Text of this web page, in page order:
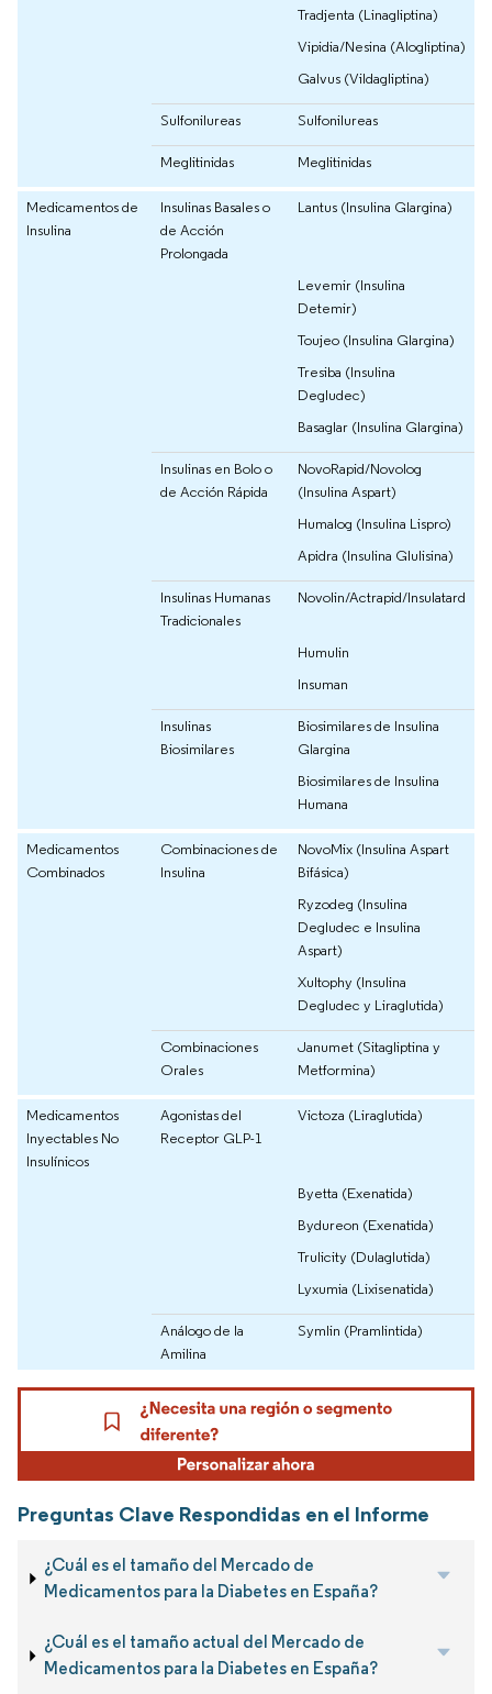
Tradjenta (Linagliptina)
Vipidia/Nesina (Alogliptina)
Galvus (Vildagliptina)
Sulfonilureas Sulfonilureas
Meglitinidas Meglitinidas
Medicamentos de
Insulina
Insulinas Basales o
de Acción
Prolongada
Lantus (Insulina Glargina)
Levemir (Insulina
Detemir)
Toujeo (Insulina Glargina)
Tresiba (Insulina
Degludec)
Basaglar (Insulina Glargina)
Insulinas en Bolo o
de Acción Rápida
NovoRapid/Novolog
(Insulina Aspart)
Humalog (Insulina Lispro)
Apidra (Insulina Glulisina)
Insulinas Humanas
Tradicionales
Novolin/Actrapid/Insulatard
Humulin
Insuman
Insulinas
Biosimilares
Biosimilares de Insulina
Glargina
Biosimilares de Insulina
Humana
Medicamentos
Combinados
Combinaciones de
Insulina
NovoMix (Insulina Aspart
Bifásica)
Ryzodeg (Insulina
Degludec e Insulina
Aspart)
Xultophy (Insulina
Degludec y Liraglutida)
Combinaciones
Orales
Janumet (Sitagliptina y
Metformina)
Medicamentos
Inyectables No
Insulínicos
Agonistas del
Receptor GLP-1
Victoza (Liraglutida)
Byetta (Exenatida)
Bydureon (Exenatida)
Trulicity (Dulaglutida)
Lyxumia (Lixisenatida)
Análogo de la
Amilina
Symlin (Pramlintida)
Preguntas Clave Respondidas en el Informe
¿Cuál es el tamaño del Mercado de
Medicamentos para la Diabetes en España?
¿Cuál es el tamaño actual del Mercado de
Medicamentos para la Diabetes en España?